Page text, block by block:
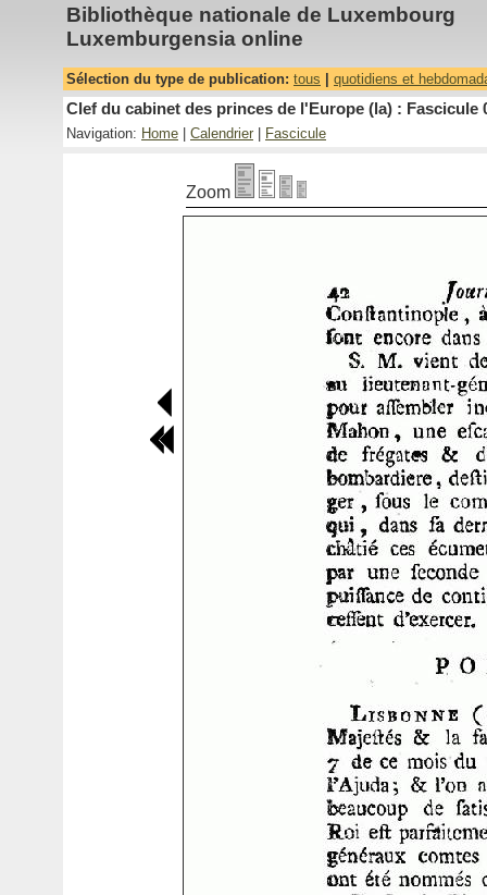
Bibliothèque nationale de Luxembourg
Luxemburgensia online
Sélection du type de publication: tous quotidiens et
Clef du cabinet des princes de l'Europe (la) : Fascicule
Navigation: Home Calendrier Fascicule
Zoom